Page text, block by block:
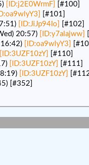
[ID:j2E0WrmF] [#100]
[#101]
[ID:JiJp94Io] [#102]
20:57) [ID:y7alajww]
[ID:oa9wlyY3]
[ID:3UZF10zY] [#110]
[ID:3UZF10zY] [#111]
[ID:3UZF10zY]
[#352]